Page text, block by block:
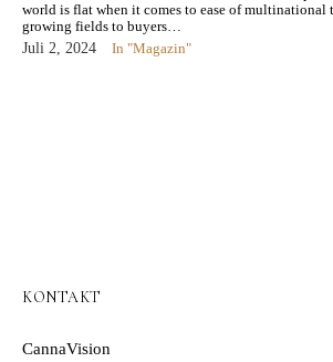
world is flat when it comes to ease of multinational
growing fields to buyers…
Juli 2, 2024
In "Magazin"
KONTAKT
CannaVision